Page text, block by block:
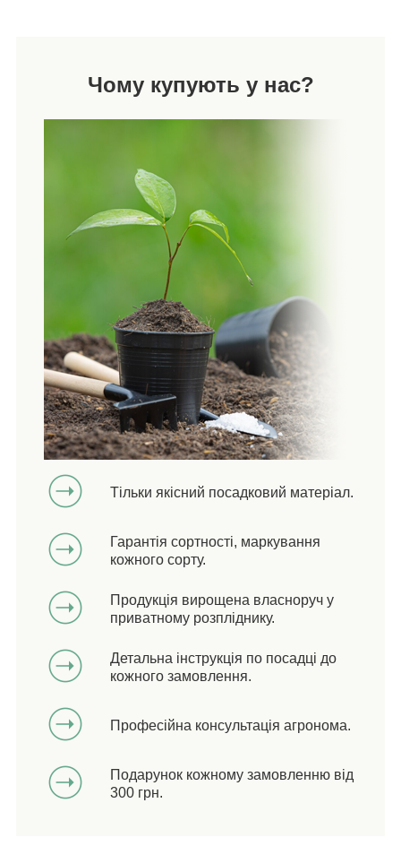
Чому купують у нас?
Тільки якісний посадковий матеріал.
Гарантія сортності, маркування
кожного сорту.
Продукція вирощена власноруч у
приватному розпліднику.
Детальна інструкція по посадці до
кожного замовлення.
Професійна консультація агронома.
Подарунок кожному замовленню від
300 грн.